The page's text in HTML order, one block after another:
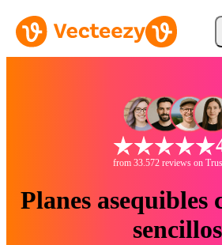
from 33.572 reviews on
Planes asequibles
sencillos